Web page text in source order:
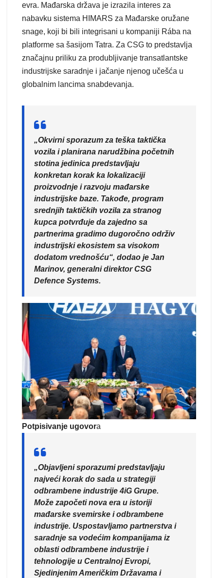
evra. Mađarska država je izrazila interes za
nabavku sistema HIMARS za Mađarske oružane
snage, koji bi bili integrisani u kompaniji Rába na
platforme sa šasijom Tatra. Za CSG to predstavlja
značajnu priliku za produbljivanje transatlantske
industrijske saradnje i jačanje njenog učešća u
globalnim lancima snabdevanja.
„Okvirni sporazum za teška taktička
vozila i planirana narudžbina početnih
stotina jedinica predstavljaju
konkretan korak ka lokalizaciji
proizvodnje i razvoju mađarske
industrijske baze. Takođe, program
srednjih taktičkih vozila za stranog
kupca potvrđuje da zajedno sa
partnerima gradimo dugoročno održiv
industrijski ekosistem sa visokom
dodatom vrednošću“, dodao je Jan
Marinov, generalni direktor CSG
Defence Systems.
Potpisivanje ugovora
„Objavljeni sporazumi predstavljaju
najveći korak do sada u strategiji
odbrambene industrije 4iG Grupe.
Može započeti nova era u istoriji
mađarske svemirske i odbrambene
industrije. Uspostavljamo partnerstva i
saradnje sa vodećim kompanijama iz
oblasti odbrambene industrije i
tehnologije u Centralnoj Evropi,
Sjedinjenim Američkim Državama i